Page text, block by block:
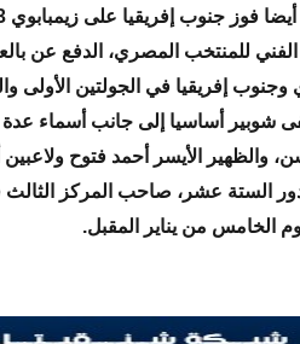
فوز جنوب إفريقيا على زيمبابوي 3-2.
للمنتخب المصري، الدفع عن
إفريقيا في الجولتين الأولى
أساسيا إلى جانب أسماء عدة
الأيسر أحمد فتوح ولاعبين
الستة عشر، صاحب المركز
يوم الخامس من يناير المقبل.